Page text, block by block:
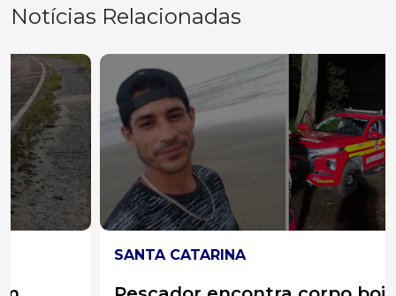
Notícias Relacionadas
SANTA CATARINA